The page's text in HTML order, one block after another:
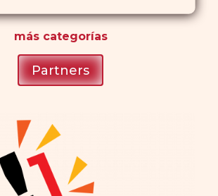
máscategorías
Partners